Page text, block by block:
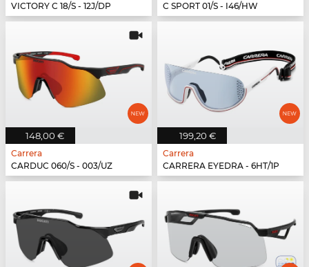
VICTORY C 18/S - 12J/DP
C SPORT 01/S - I46/HW
148,00 €
Carrera
CARDUC 060/S - 003/UZ
199,20 €
Carrera
CARRERA EYEDRA - 6HT/1P